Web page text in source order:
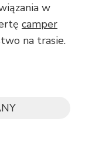
w
camper
na trasie.